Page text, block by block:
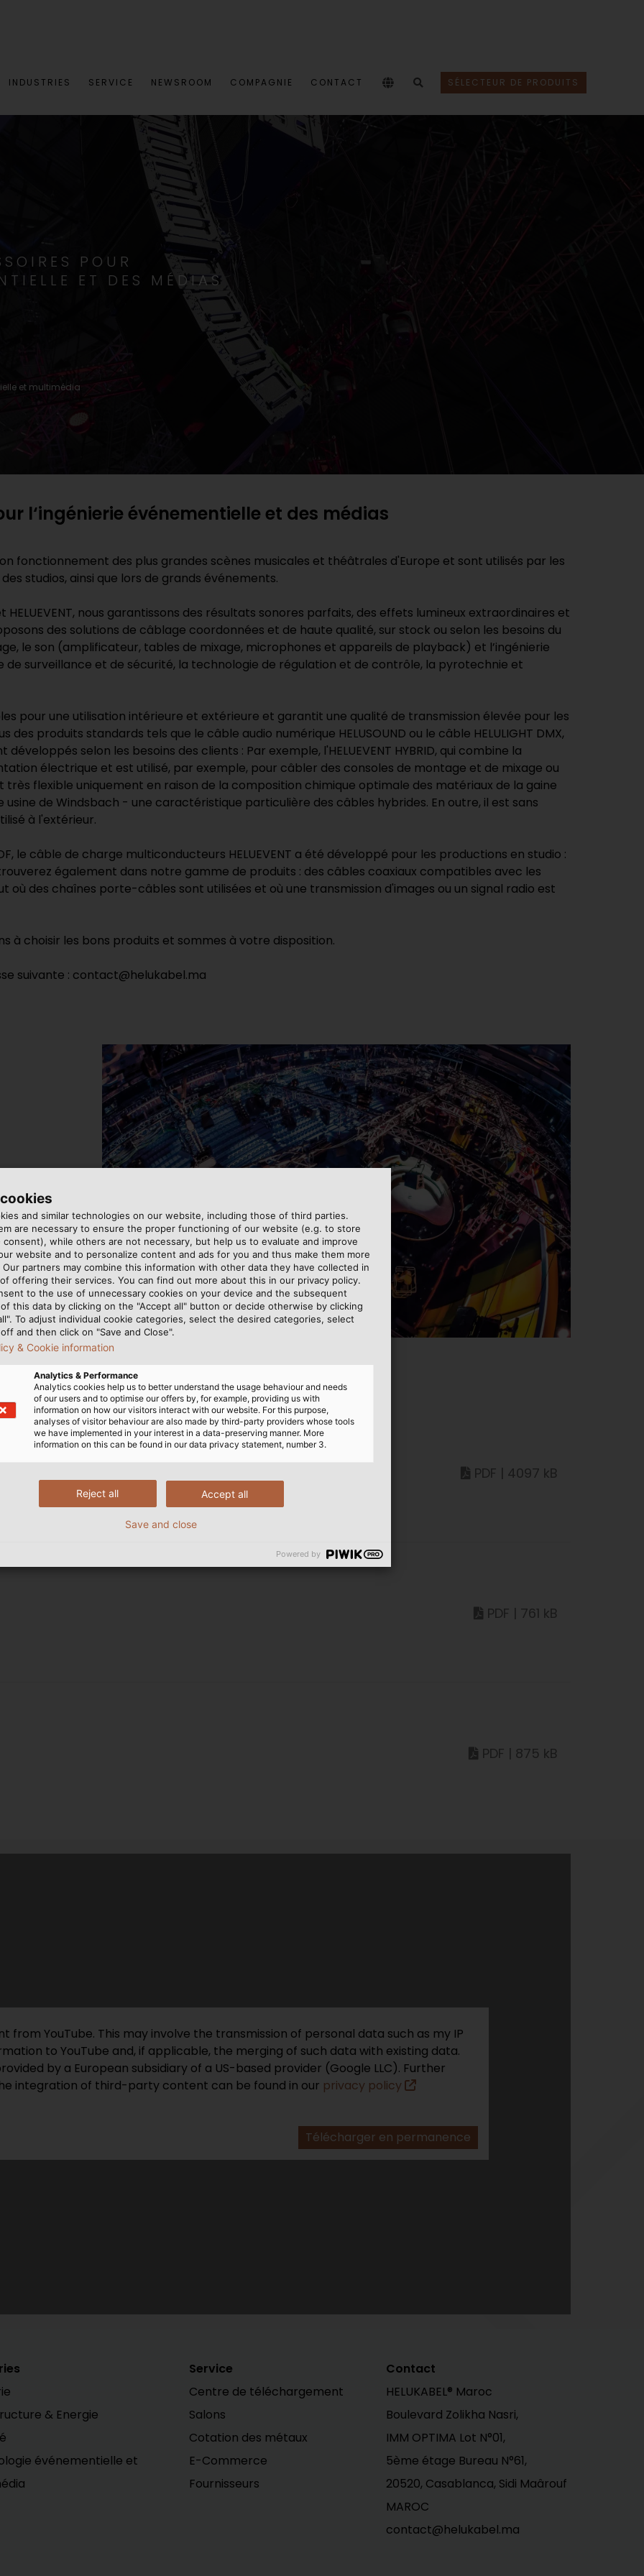
INDUSTRIES SERVICE NEWSROOM COMPAGNIE CONTACT SÉLECTEUR DE PRODUITS
POUR
ET DES MÉDIAS
et multimédia
l‘ingénierie événementielle et des médias
fonctionnement des plus grandes scènes musicales et théâtrales d'Europe et sont utilisés par les
studios, ainsi que lors de grands événements.
et HELUEVENT, nous garantissons des résultats sonores parfaits, des effets lumineux extraordinaires et
des solutions de câblage coordonnées et de haute qualité, sur stock ou selon les besoins du
le son (amplificateur, tables de mixage, microphones et appareils de playback) et l’ingénierie
de surveillance et de sécurité, la technologie de régulation et de contrôle, la pyrotechnie et
pour une utilisation intérieure et extérieure et garantit une qualité de transmission élevée pour les
des produits standards tels que le câble audio numérique HELUSOUND ou le câble HELULIGHT DMX,
selon les besoins des clients : Par exemple, l'HELUEVENT HYBRID, qui combine la
électrique et est utilisé, par exemple, pour câbler des consoles de montage et de mixage ou
très flexible uniquement en raison de la composition chimique optimale des matériaux de la gaine
de Windsbach - une caractéristique particulière des câbles hybrides. En outre, il est sans
à l'extérieur.
le câble de charge multiconducteurs HELUEVENT a été développé pour les productions en studio :
également dans notre gamme de produits : des câbles coaxiaux compatibles avec les
des chaînes porte-câbles sont utilisées et où une transmission d'images ou un signal radio est
à choisir les bons produits et sommes à votre disposition.
suivante : contact@helukabel.ma
MÉDIAS
PDF | 4097 kB
PDF | 761 kB
PDF | 875 kB
from YouTube. This may involve the transmission of personal data such as my IP
to YouTube and, if applicable, the merging of such data with existing data.
by a European subsidiary of a US-based provider (Google LLC). Further
integration of third-party content can be found in our privacy policy
Télécharger en permanence
& Energie
événementielle et
Service
Centre de téléchargement
Salons
Cotation des métaux
E-Commerce
Fournisseurs
Contact
HELUKABEL® Maroc
Boulevard Zolikha Nasri,
IMM OPTIMA Lot N°01,
5ème étage Bureau N°61,
20520, Casablanca, Sidi Maârouf
MAROC
contact@helukabel.ma
and similar technologies on our website, including those of third parties.
are necessary to ensure the proper functioning of our website (e.g. to store
consent), while others are not necessary, but help us to evaluate and improve
website and to personalize content and ads for you and thus make them more
partners may combine this information with other data they have collected in
offering their services. You can find out more about this in our privacy policy.
to the use of unnecessary cookies on your device and the subsequent
this data by clicking on the "Accept all" button or decide otherwise by clicking
To adjust individual cookie categories, select the desired categories, select
and then click on "Save and Close".
& Cookie information
Analytics & Performance
Analytics cookies help us to better understand the usage behaviour and needs
of our users and to optimise our offers by, for example, providing us with
information on how our visitors interact with our website. For this purpose,
analyses of visitor behaviour are also made by third-party providers whose tools
we have implemented in your interest in a data-preserving manner. More
information on this can be found in our data privacy statement, number 3.
Accept all
Reject all
Save and close
Powered by